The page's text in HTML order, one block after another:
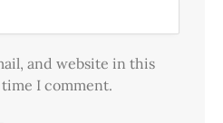
and website in this
I comment.